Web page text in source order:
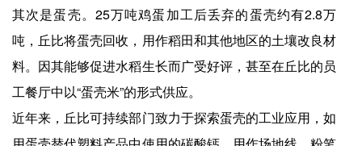
其次是蛋壳。25万吨鸡蛋加工后丢弃的蛋壳约有2.8万
吨，丘比将蛋壳回收，用作稻田和其他地区的土壤改良材
料。因其能够促进水稻生长而广受好评，甚至在丘比的员
工餐厅中以“蛋壳米”的形式供应。
近年来，丘比可持续部门致力于探索蛋壳的工业应用，如